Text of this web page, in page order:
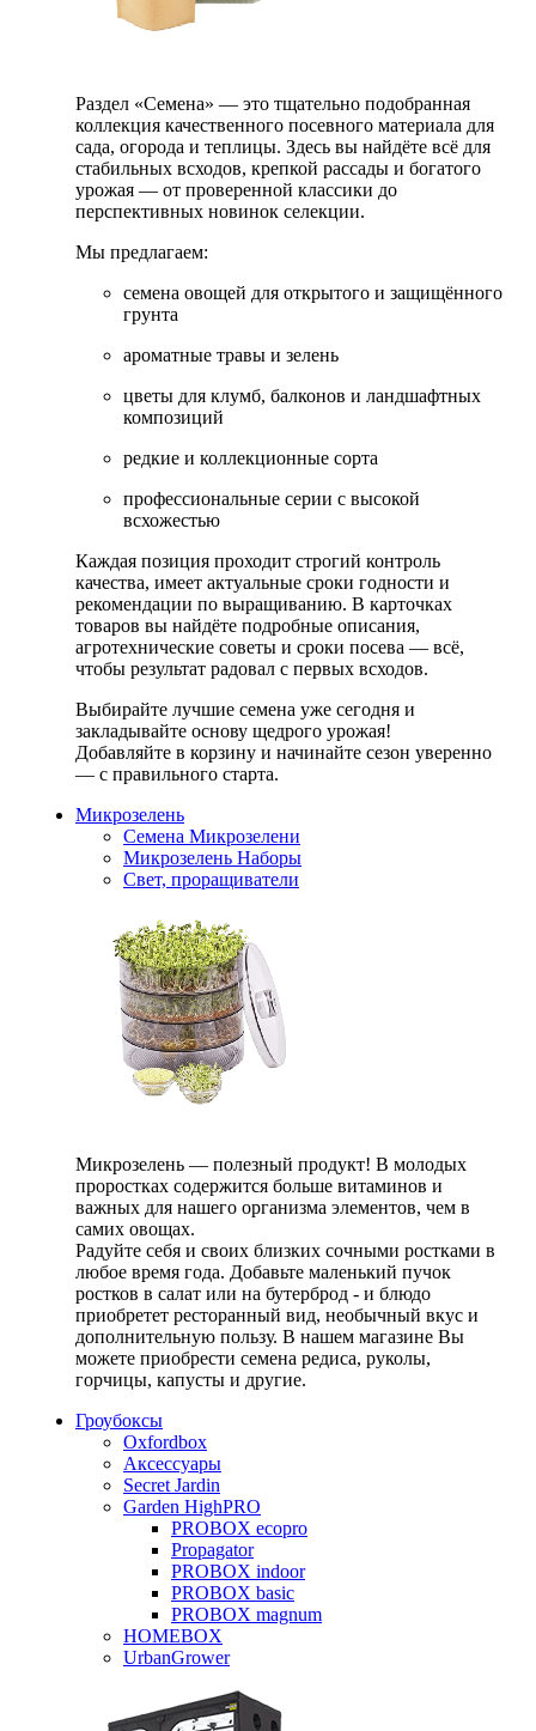
Раздел «Семена» — это тщательно подобранная
коллекция качественного посевного материала для
сада, огорода и теплицы. Здесь вы найдёте всё для
стабильных всходов, крепкой рассады и богатого
урожая — от проверенной классики до
перспективных новинок селекции.
Мы предлагаем:
семена овощей для открытого и защищённого
грунта
ароматные травы и зелень
цветы для клумб, балконов и ландшафтных
композиций
редкие и коллекционные сорта
профессиональные серии с высокой
всхожестью
Каждая позиция проходит строгий контроль
качества, имеет актуальные сроки годности и
рекомендации по выращиванию. В карточках
товаров вы найдёте подробные описания,
агротехнические советы и сроки посева — всё,
чтобы результат радовал с первых всходов.
Выбирайте лучшие семена уже сегодня и
закладывайте основу щедрого урожая!
Добавляйте в корзину и начинайте сезон уверенно
— с правильного старта.
Микрозелень
Семена Микрозелени
Микрозелень Наборы
Свет, проращиватели
Микрозелень — полезный продукт! В молодых
проростках содержится больше витаминов и
важных для нашего организма элементов, чем в
самих овощах.
Радуйте себя и своих близких сочными ростками в
любое время года. Добавьте маленький пучок
ростков в салат или на бутерброд - и блюдо
приобретет ресторанный вид, необычный вкус и
дополнительную пользу. В нашем магазине Вы
можете приобрести семена редиса, руколы,
горчицы, капусты и другие.
Гроубоксы
Oxfordbox
Аксессуары
Secret Jardin
Garden HighPRO
PROBOX ecopro
Propagator
PROBOX indoor
PROBOX basic
PROBOX magnum
HOMEBOX
UrbanGrower